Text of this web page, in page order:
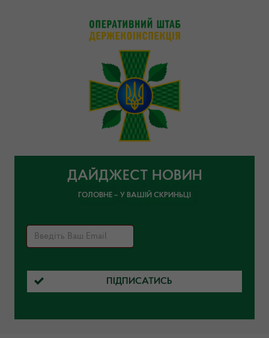
ДАЙДЖЕСТ НОВИН
ГОЛОВНЕ – У ВАШІЙ СКРИНЬЦІ
ПІДПИСАТИСЬ